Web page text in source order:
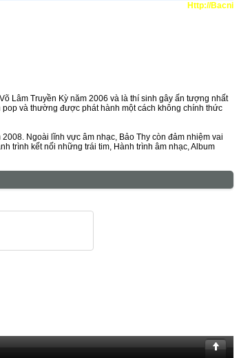
Http://Bacninhvip.tk
Lâm Truyền Kỳ năm 2006 và là thí sinh gây ấn tượng nhất
và thường được phát hành một cách không chính thức
Ngoài lĩnh vực âm nhạc, Bảo Thy còn đảm nhiệm vai
trình kết nối những trái tim, Hành trình âm nhạc, Album